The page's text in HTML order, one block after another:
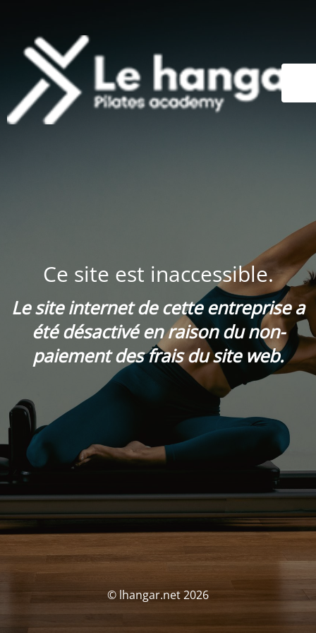
Ce site est inaccessible.
Le site internet de cette entreprise a
été désactivé en raison du non-
paiement des frais du site web.
© lhangar.net 2026